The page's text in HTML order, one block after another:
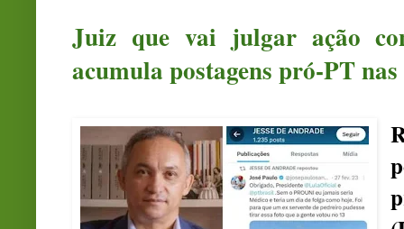
Juiz que vai julgar ação
acumula postagens pró-PT